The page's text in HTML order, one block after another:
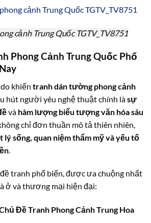
cảnh Trung Quốc TGTV_TV8751
Phong Cảnh Trung Quốc Phổ
khiến tranh dán tường phong cảnh
hút người yêu nghệ thuật chính làsự
và hàm lượng biểu tượng văn hóa sâu
chỉ đơn thuần mô tả thiên nhiên,
lý sống, quan niệm thẩm mỹ và yếu tố
tranh phổ biến, được ưa chuộng nhất
ở và thương mại hiện đại:
Đề Tranh Phong Cảnh Trung Hoa